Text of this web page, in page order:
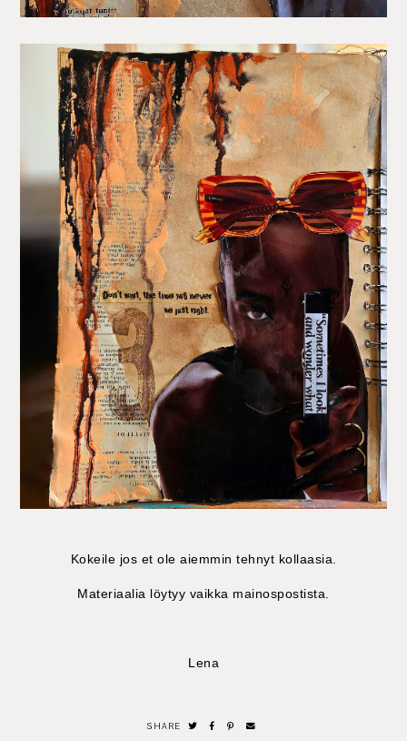
Kokeile jos et ole aiemmin tehnyt kollaasia.
Materiaalia löytyy vaikka mainospostista.
Lena
SHARE